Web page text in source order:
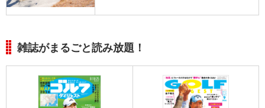
雑誌がまるごと読み放題！